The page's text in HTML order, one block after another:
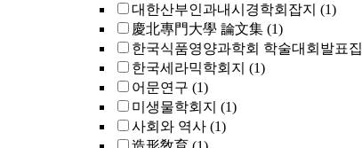
대한산부인과내시경학회잡지 (1)
慶北專門大學 論文集 (1)
한국식품영양과학회 학술대회발표집
한국세라믹학회지 (1)
어문연구 (1)
미생물학회지 (1)
사회와 역사 (1)